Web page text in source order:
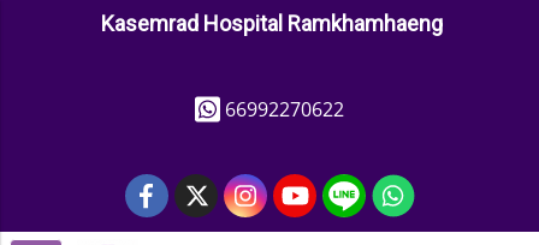
Kasemrad Hospital Ramkhamhaeng
66992270622